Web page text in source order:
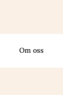
Om oss